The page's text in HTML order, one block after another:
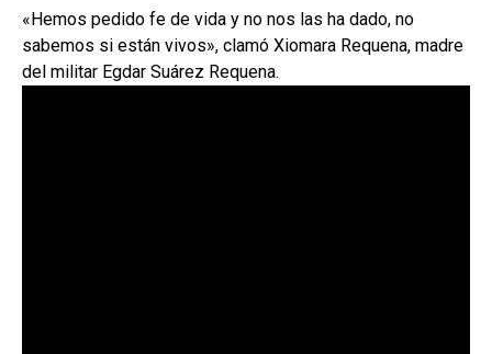
«Hemos pedido fe de vida y no nos las ha dado, no
sabemos si están vivos», clamó Xiomara Requena, madre
del militar Egdar Suárez Requena.